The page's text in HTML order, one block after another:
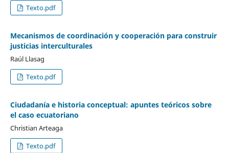
Texto.pdf
Mecanismos de coordinación y cooperación para construir
justicias interculturales
Raúl Llasag
Texto.pdf
Ciudadanía e historia conceptual: apuntes teóricos sobre
el caso ecuatoriano
Christian Arteaga
Texto.pdf